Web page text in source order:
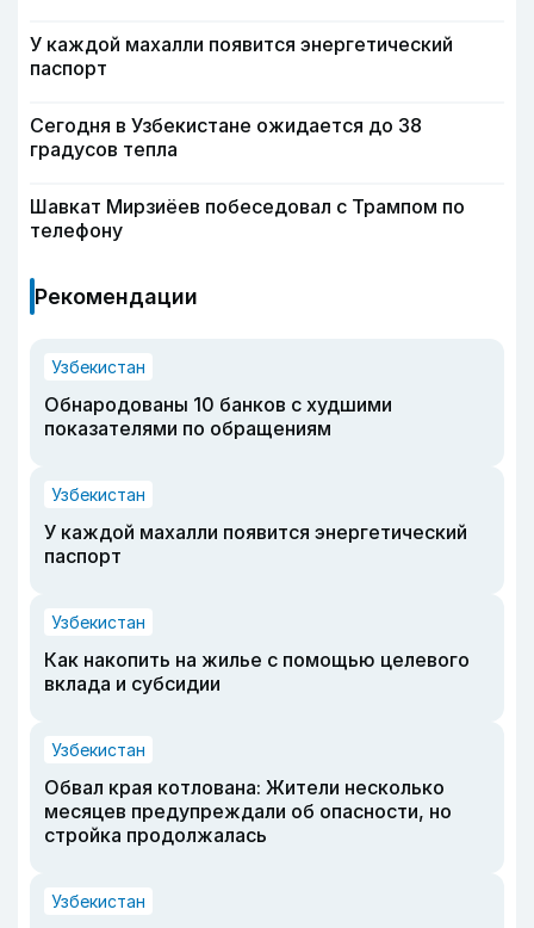
У каждой махалли появится энергетический
паспорт
Сегодня в Узбекистане ожидается до 38
градусов тепла
Шавкат Мирзиёев побеседовал с Трампом по
телефону
Рекомендации
Узбекистан
Обнародованы 10 банков с худшими
показателями по обращениям
Узбекистан
У каждой махалли появится энергетический
паспорт
Узбекистан
Как накопить на жилье с помощью целевого
вклада и субсидии
Узбекистан
Обвал края котлована: Жители несколько
месяцев предупреждали об опасности, но
стройка продолжалась
Узбекистан